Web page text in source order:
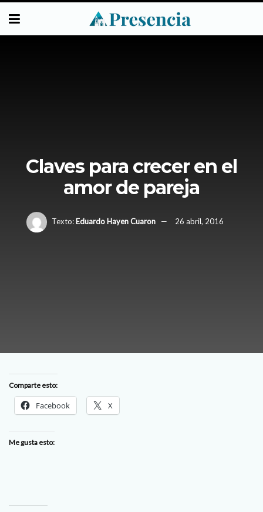
Claves para crecer en el
amor de pareja
Texto: Eduardo Hayen Cuaron 26 abril, 2016
Comparte esto:
Facebook X
Me gusta esto: